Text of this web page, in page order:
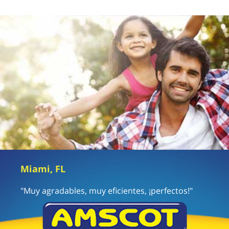
Miami, FL
"Muy agradables, muy eficientes, ¡perfectos!"